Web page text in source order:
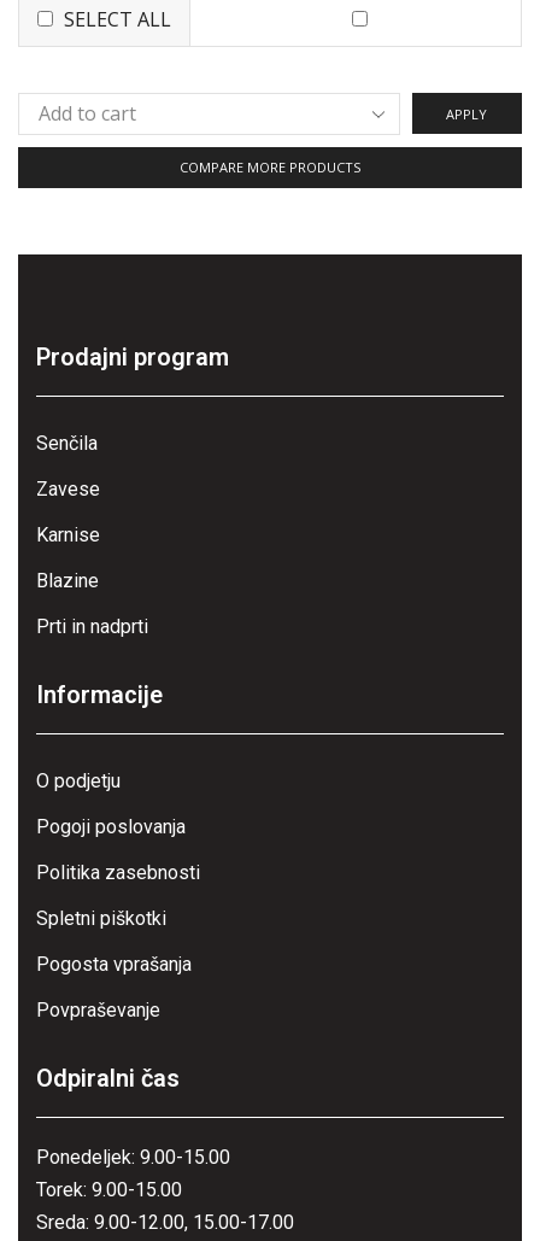
SELECT ALL
APPLY
COMPARE MORE PRODUCTS
Prodajni program
Senčila
Zavese
Karnise
Blazine
Prti in nadprti
Informacije
O podjetju
Pogoji poslovanja
Politika zasebnosti
Spletni piškotki
Pogosta vprašanja
Povpraševanje
Odpiralni čas
Ponedeljek: 9.00-15.00
Torek: 9.00-15.00
Sreda: 9.00-12.00, 15.00-17.00